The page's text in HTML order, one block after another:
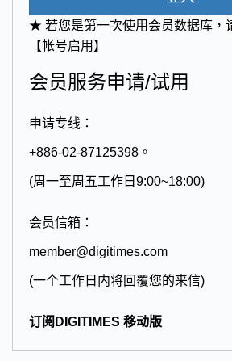
★ 若您是第一次使用会员数据库，
【帐号启用】
会员服务申请/试用
申请专线：
+886-02-87125398。
(周一至周五工作日9:00~18:00)
会员信箱：
member@digitimes.com
(一个工作日内将回覆您的来信)
订阅DIGITIMES 移动版